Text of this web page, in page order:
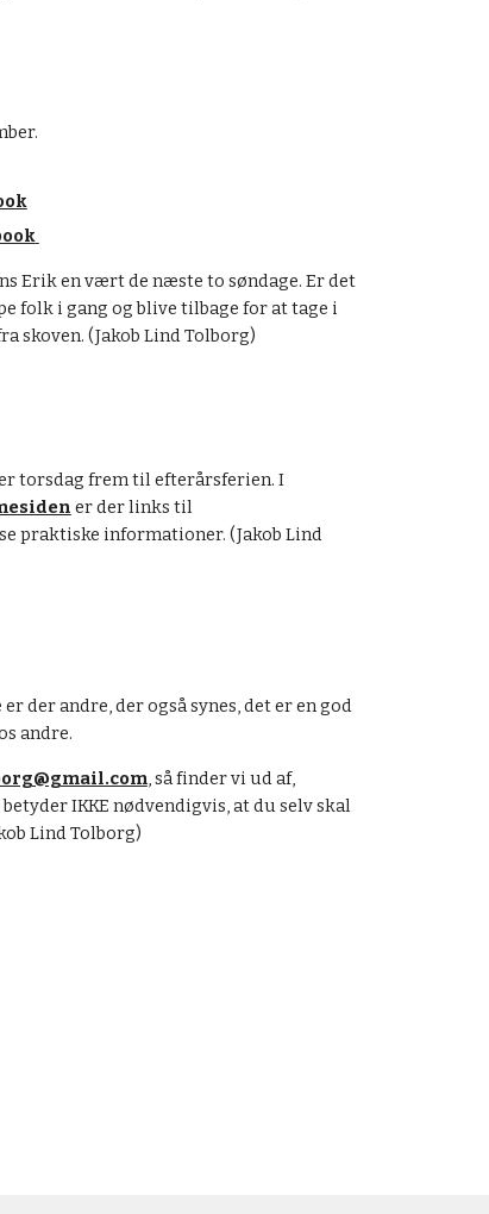
Erik en vært de næste to søndage. Er det
folk i gang og blive tilbage for at tage i
skoven. (Jakob Lind Tolborg)
torsdag frem til efterårsferien. I
er der links til
praktiske informationer. (Jakob Lind
der andre, der også synes, det er en god
andre.
, så finder vi ud af,
IKKE nødvendigvis, at du selv skal
Lind Tolborg)